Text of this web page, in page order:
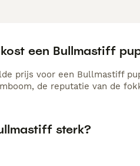
een Bullmastiff
prijs voor een Bullmastiff
de reputatie van de
sterk?